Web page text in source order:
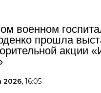
военном
прошла
акции
2026, 16:05